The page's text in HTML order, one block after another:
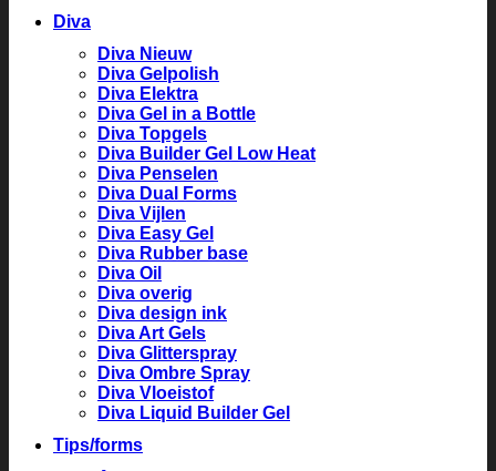
Diva
Diva Nieuw
Diva Gelpolish
Diva Elektra
Diva Gel in a Bottle
Diva Topgels
Diva Builder Gel Low Heat
Diva Penselen
Diva Dual Forms
Diva Vijlen
Diva Easy Gel
Diva Rubber base
Diva Oil
Diva overig
Diva design ink
Diva Art Gels
Diva Glitterspray
Diva Ombre Spray
Diva Vloeistof
Diva Liquid Builder Gel
Tips/forms